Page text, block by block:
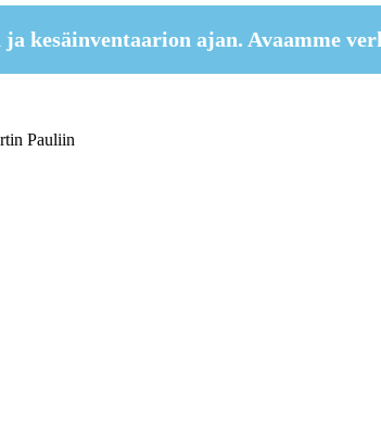
kesäinventaarion ajan. Avaamme
Pauliin